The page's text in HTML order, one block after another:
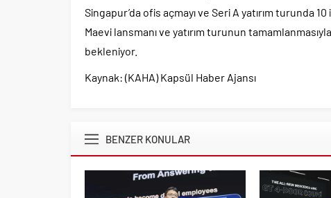
Singapur’da ofis açmayı ve Seri A yatırım turunda
Maevi lansmanı ve yatırım turunun
bekleniyor.
Kaynak: (KAHA) Kapsül Haber Ajansı
BENZER KONULAR